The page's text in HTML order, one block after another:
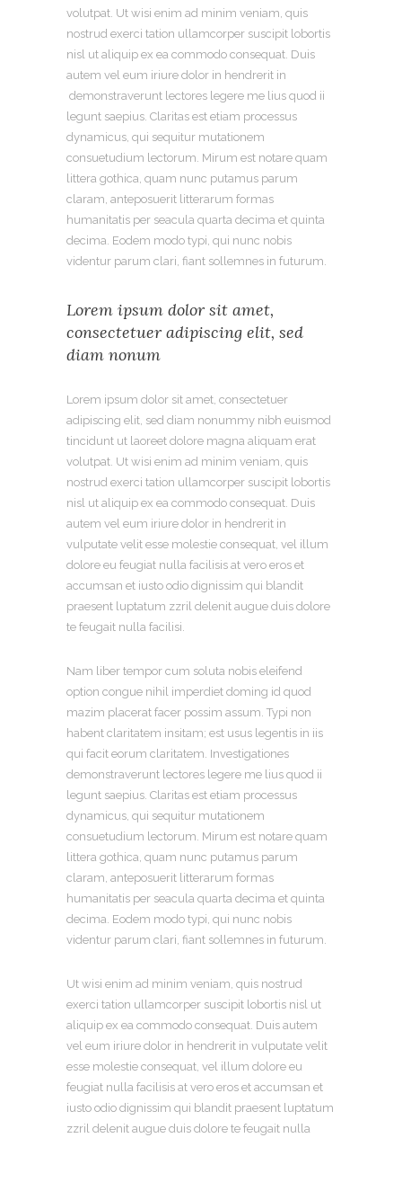
volutpat. Ut wisi enim ad minim veniam, quis
nostrud exerci tation ullamcorper suscipit lobortis
nisl ut aliquip ex ea commodo consequat. Duis
autem vel eum iriure dolor in hendrerit in
demonstraverunt lectores legere me lius quod ii
legunt saepius. Claritas est etiam processus
dynamicus, qui sequitur mutationem
consuetudium lectorum. Mirum est notare quam
littera gothica, quam nunc putamus parum
claram, anteposuerit litterarum formas
humanitatis per seacula quarta decima et quinta
decima. Eodem modo typi, qui nunc nobis
videntur parum clari, fiant sollemnes in futurum.
Lorem ipsum dolor sit amet,
consectetuer adipiscing elit, sed
diam nonum
Lorem ipsum dolor sit amet, consectetuer
adipiscing elit, sed diam nonummy nibh euismod
tincidunt ut laoreet dolore magna aliquam erat
volutpat. Ut wisi enim ad minim veniam, quis
nostrud exerci tation ullamcorper suscipit lobortis
nisl ut aliquip ex ea commodo consequat. Duis
autem vel eum iriure dolor in hendrerit in
vulputate velit esse molestie consequat, vel illum
dolore eu feugiat nulla facilisis at vero eros et
accumsan et iusto odio dignissim qui blandit
praesent luptatum zzril delenit augue duis dolore
te feugait nulla facilisi.
Nam liber tempor cum soluta nobis eleifend
option congue nihil imperdiet doming id quod
mazim placerat facer possim assum. Typi non
habent claritatem insitam; est usus legentis in iis
qui facit eorum claritatem. Investigationes
demonstraverunt lectores legere me lius quod ii
legunt saepius. Claritas est etiam processus
dynamicus, qui sequitur mutationem
consuetudium lectorum. Mirum est notare quam
littera gothica, quam nunc putamus parum
claram, anteposuerit litterarum formas
humanitatis per seacula quarta decima et quinta
decima. Eodem modo typi, qui nunc nobis
videntur parum clari, fiant sollemnes in futurum.
Ut wisi enim ad minim veniam, quis nostrud
exerci tation ullamcorper suscipit lobortis nisl ut
aliquip ex ea commodo consequat. Duis autem
vel eum iriure dolor in hendrerit in vulputate velit
esse molestie consequat, vel illum dolore eu
feugiat nulla facilisis at vero eros et accumsan et
iusto odio dignissim qui blandit praesent luptatum
zzril delenit augue duis dolore te feugait nulla